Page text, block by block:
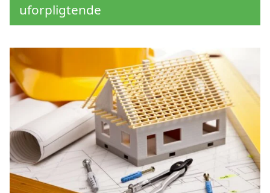
uforpligtende